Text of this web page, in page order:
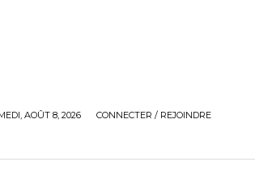
AOÛT 8, 2026 CONNECTER / REJOINDRE